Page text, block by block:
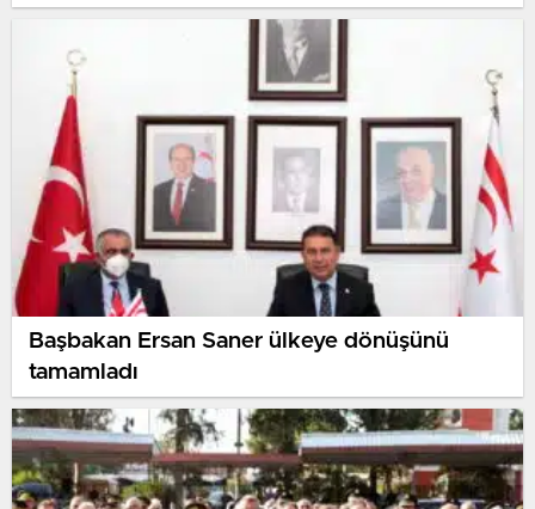
heyetini kabul etti
Başbakan Ersan Saner ülkeye dönüşünü
tamamladı